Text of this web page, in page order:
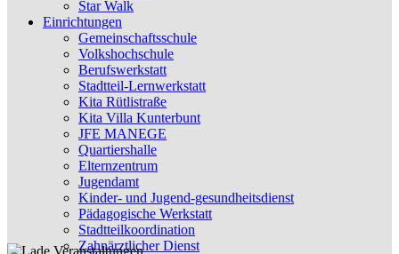
Star Walk
Einrichtungen
Gemeinschaftsschule
Volkshochschule
Berufswerkstatt
Stadtteil-Lernwerkstatt
Kita Rütlistraße
Kita Villa Kunterbunt
JFE MANEGE
Quartiershalle
Elternzentrum
Jugendamt
Kinder- und Jugend-gesundheitsdienst
Pädagogische Werkstatt
Stadtteilkoordination
Zahnärztlicher Dienst